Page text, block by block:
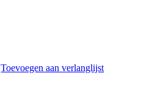
Toevoegen aan verlanglijst